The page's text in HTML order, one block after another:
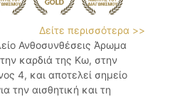
Δείτε περισσότερα >>
Ανθοσυνθέσεις Άρωμα
καρδιά της Κω, στην
4, και αποτελεί σημείο
την αισθητική και τη